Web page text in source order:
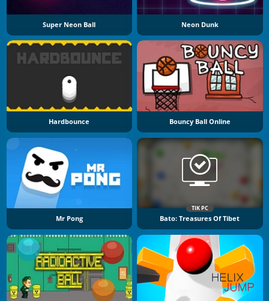
Super Neon Ball Neon Dunk
Hardbounce Bouncy Ball Online
Mr Pong
TIK PC
Bato: Treasures Of Tibet